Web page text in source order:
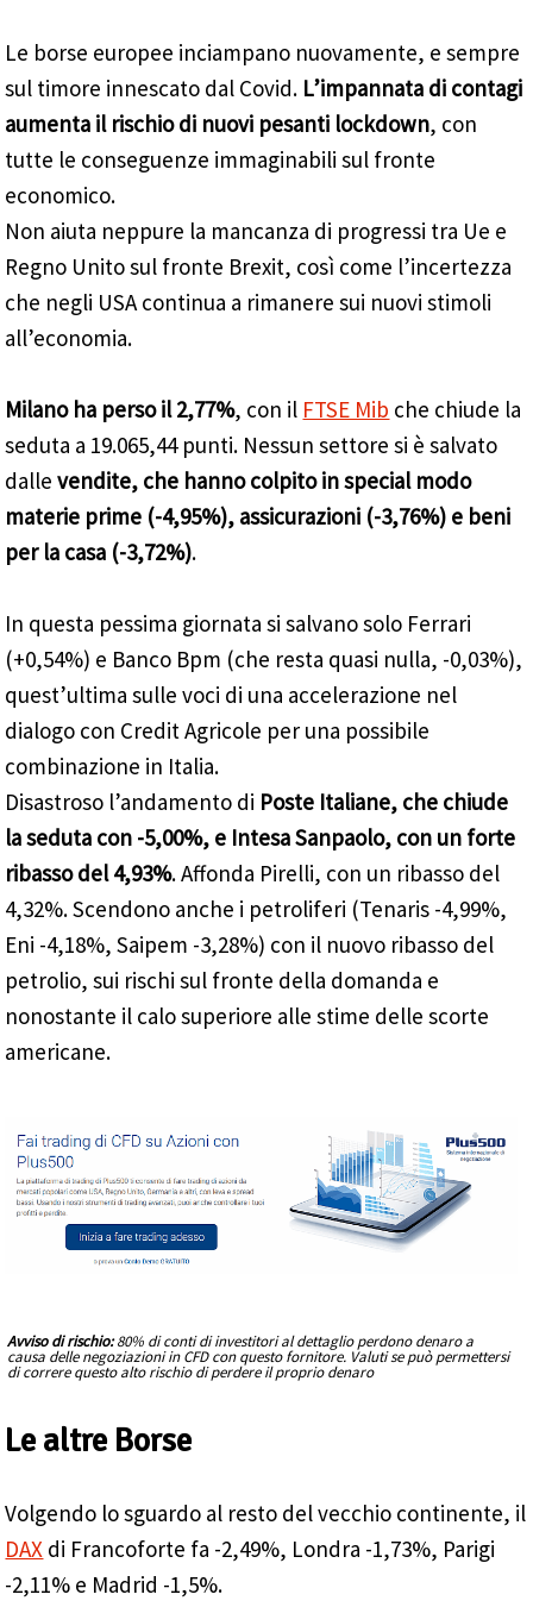
Le borse europee inciampano nuovamente, e sempre
sul timore innescato dal Covid. L’impannata di contagi
aumenta il rischio di nuovi pesanti lockdown, con
tutte le conseguenze immaginabili sul fronte
economico.
Non aiuta neppure la mancanza di progressi tra Ue e
Regno Unito sul fronte Brexit, così come l’incertezza
che negli USA continua a rimanere sui nuovi stimoli
all’economia.
Milano ha perso il 2,77%, con il FTSE Mib che chiude la
seduta a 19.065,44 punti. Nessun settore si è salvato
dallevendite, che hanno colpito in special modo
materie prime (-4,95%), assicurazioni (-3,76%) e beni
per la casa (-3,72%).
In questa pessima giornata si salvano solo Ferrari
(+0,54%) e Banco Bpm (che resta quasi nulla, -0,03%),
quest’ultima sulle voci di una accelerazione nel
dialogo con Credit Agricole per una possibile
combinazione in Italia.
Disastroso l’andamento di Poste Italiane, che chiude
la seduta con -5,00%, e Intesa Sanpaolo, con un forte
ribasso del 4,93%. Affonda Pirelli, con un ribasso del
4,32%. Scendono anche i petroliferi (Tenaris -4,99%,
Eni -4,18%, Saipem -3,28%) con il nuovo ribasso del
petrolio, sui rischi sul fronte della domanda e
nonostante il calo superiore alle stime delle scorte
americane.
Avviso di rischio:80% di conti di investitori al dettaglio perdono denaro a
causa delle negoziazioni in CFD con questo fornitore. Valuti se può permettersi
di correre questo alto rischio di perdere il proprio denaro
Le altre Borse
Volgendo lo sguardo al resto del vecchio continente, il
DAX di Francoforte fa -2,49%, Londra -1,73%, Parigi
-2,11% e Madrid -1,5%.